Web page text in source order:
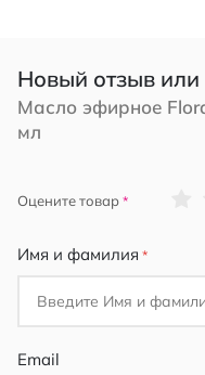
Новый отзыв
Масло эфирное
мл
Оцените товар
Имя и фамилия
Email